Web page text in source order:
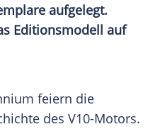
aufgelegt.
Editionsmodell auf
feiern die
des V10-Motors.